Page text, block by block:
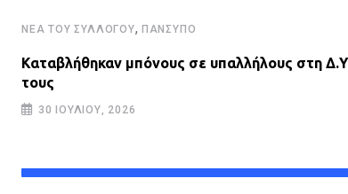
ΝΈΑ ΤΟΥ ΣΥΛΛΌΓΟΥ, ΠΑΝΣΥΠΟ
Καταβλήθηκαν μπόνους σε υπαλλήλους στη
τους
30 ΙΟΥΛΊΟΥ, 2026